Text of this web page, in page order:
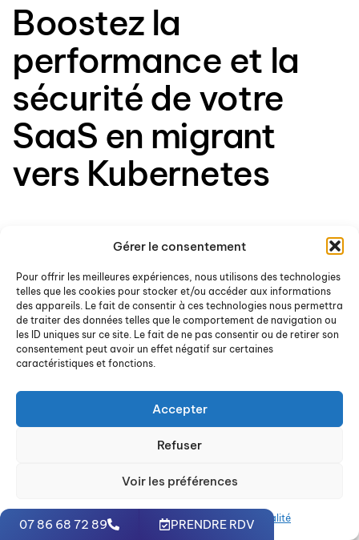
Gérer le consentement
Pour offrir les meilleures expériences, nous utilisons des technologies
telles que les cookies pour stocker et/ou accéder aux informations
des appareils. Le fait de consentir à ces technologies nous permettra
de traiter des données telles que le comportement de navigation ou
les ID uniques sur ce site. Le fait de ne pas consentir ou de retirer son
consentement peut avoir un effet négatif sur certaines
caractéristiques et fonctions.
Accepter
Refuser
Voir les préférences
Politique de cookiesPolitique de confidentialité
Boostez la
performance et la
sécurité de votre
SaaS en migrant
vers Kubernetes
En faisant appel à notre expertise, vous bénéficierez
d’un accompagnement personnalisé tout au long du
proposons un service de migration géré pour vous
aider à économiser du temps et des efforts. Vous
pourrez ainsi profiter d’une sécurité accrue, de
performances améliorées, d’une disponibilité élevée
des applications et d’une réduction de la complexité
de la gestion des machines virtuelles. Nous adaptons
nos options à vos besoins, que vous souhaitiez
effectuer la migration en interne ou via notre service
Nous travaillons en collaboration avec vous pour
itérer la conception de votre application et l’aider à
microservices, pour un déploiement Agile sur notre
faire appel à nos services et simplifier votre
migration vers Kubernetes.
07 86 68 72 89 PRENDRE RDV